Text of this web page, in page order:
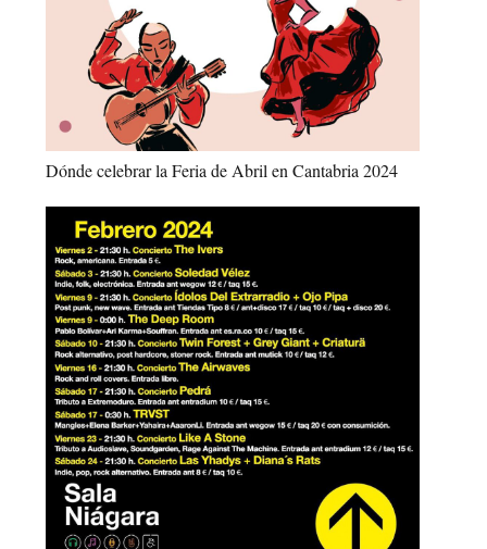
Dónde celebrar la Feria de Abril en Cantabria 2024